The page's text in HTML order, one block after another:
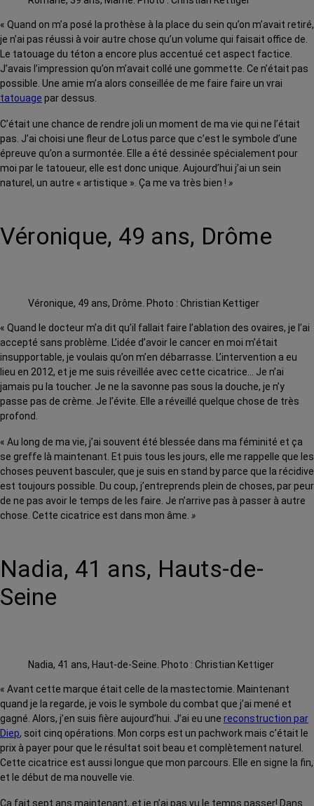
« Quand on m’a posé la prothèse à la place du sein qu’on m’avait retiré,
je n’ai pas réussi à voir autre chose qu’un volume qui faisait office de.
Le tatouage du téton a encore plus accentué cet aspect factice.
J’avais l’impression qu’on m’avait collé une gommette. Ce n’était pas
possible. Une amie m’a alors conseillée de me faire faire un vrai
tatouage par dessus.
C’était une chance de rendre joli un moment de ma vie qui ne l’était
pas. J’ai choisi une fleur de Lotus parce que c’est le symbole d’une
épreuve qu’on a surmontée. Elle a été dessinée spécialement pour
moi par le tatoueur, elle est donc unique. Aujourd’hui j’ai un sein
naturel, un autre « artistique ». Ça me va très bien ! »
Véronique, 49 ans, Drôme
Véronique, 49 ans, Drôme. Photo : Christian Kettiger
« Quand le docteur m’a dit qu’il fallait faire l’ablation des ovaires, je l’ai
accepté sans problème. L’idée d’avoir le cancer en moi m’était
insupportable, je voulais qu’on m’en débarrasse. L’intervention a eu
lieu en 2012, et je me suis réveillée avec cette cicatrice… Je n’ai
jamais pu la toucher. Je ne la savonne pas sous la douche, je n’y
passe pas de crème. Je l’évite. Elle a réveillé quelque chose de très
profond.
« Au long de ma vie, j’ai souvent été blessée dans ma féminité et ça
se greffe là maintenant. Et puis tous les jours, elle me rappelle que les
choses peuvent basculer, que je suis en stand by parce que la récidive
est toujours possible. Du coup, j’entreprends plein de choses, par peur
de ne pas avoir le temps de les faire. Je n’arrive pas à passer à autre
chose. Cette cicatrice est dans mon âme. »
Nadia, 41 ans, Hauts-de-
Seine
Nadia, 41 ans, Haut-de-Seine. Photo : Christian Kettiger
« Avant cette marque était celle de la mastectomie. Maintenant
quand je la regarde, je vois le symbole du combat que j’ai mené et
gagné. Alors, j’en suis fière aujourd’hui. J’ai eu une reconstruction par
Diep, soit cinq opérations. Mon corps est un pachwork mais c’était le
prix à payer pour que le résultat soit beau et complètement naturel.
Cette cicatrice est aussi longue que mon parcours. Elle en signe la fin,
et le début de ma nouvelle vie.
Ça fait sept ans maintenant, et je n’ai pas vu le temps passer! Dans